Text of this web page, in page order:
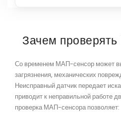
Зачем
Со временем МАП-сенсор может
загрязнения, механических
Неисправный датчик передает
приводит к неправильной работе
проверка МАП-сенсора позволяет: